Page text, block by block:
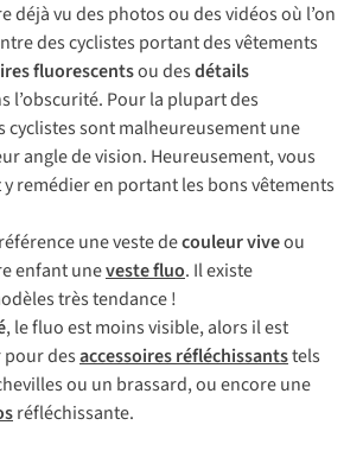
déjàvudes photosoudesvidéosoù l’on
ntredescyclistes portantdesvêtements
fluorescentsoudesdétails
l’obscurité. Pourla plupartdes
cyclistessontmalheureusementune
angledevision. Heureusement,vous
yremédieren portantles bonsvêtements
férenceunevestedecouleurviveou
enfantunevestefluo. Ilexiste
dèlestrèstendance!
, lefluoestmoinsvisible,alors ilest
pourdesaccessoiresréfléchissantstels
villesou un brassard,ouencoreune
réfléchissante.